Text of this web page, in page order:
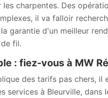
charpentes. Des
il va falloir
garantie d'un meilleur
fil.
: fiez-vous à MW
des tarifs pas chers, il
services à Bleurville, dans